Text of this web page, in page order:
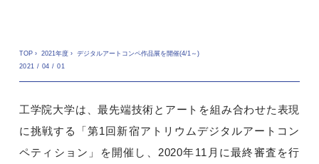
TOP› 2021年度› デジタルアートコンペ作品展を開催(4/1～)
2021 / 04 / 01
工学院大学は、最先端技術とアートを組み合わせた表現
に挑戦する「第1回新宿アトリウムデジタルアートコン
ペティション」を開催し、2020年11月に最終審査を行